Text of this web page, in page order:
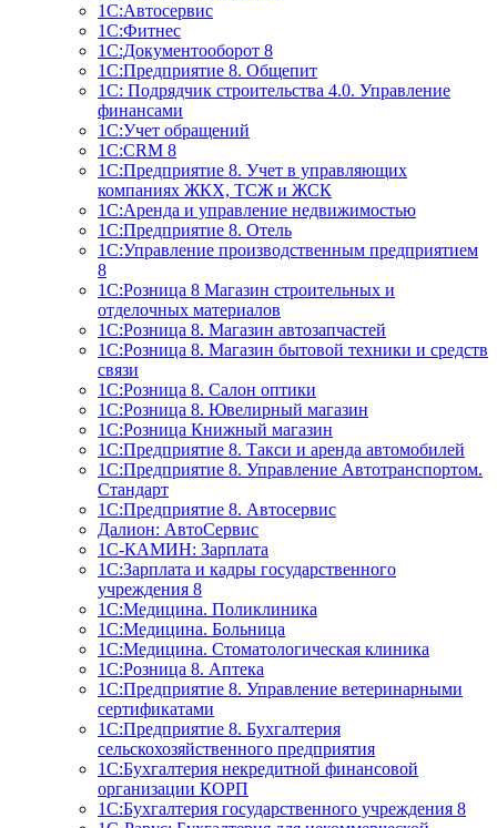
1С:Автосервис
1С:Фитнес
1С:Документооборот 8
1С:Предприятие 8. Общепит
1С: Подрядчик строительства 4.0. Управление
финансами
1С:Учет обращений
1C:CRM 8
1С:Предприятие 8. Учет в управляющих
компаниях ЖКХ, ТСЖ и ЖСК
1С:Аренда и управление недвижимостью
1С:Предприятие 8. Отель
1C:Управление производственным предприятием
8
1С:Розница 8 Магазин строительных и
отделочных материалов
1С:Розница 8. Магазин автозапчастей
1С:Розница 8. Магазин бытовой техники и средств
связи
1С:Розница 8. Салон оптики
1С:Розница 8. Ювелирный магазин
1С:Розница Книжный магазин
1C:Предприятие 8. Такси и аренда автомобилей
1С:Предприятие 8. Управление Автотранспортом.
Стандарт
1C:Предприятие 8. Автосервис
Далион: АвтоСервис
1С-КАМИН: Зарплата
1С:Зарплата и кадры государственного
учреждения 8
1С:Медицина. Поликлиника
1С:Медицина. Больница
1С:Медицина. Стоматологическая клиника
1С:Розница 8. Аптека
1C:Предприятие 8. Управление ветеринарными
сертификатами
1С:Предприятие 8. Бухгалтерия
сельскохозяйственного предприятия
1C:Бухгалтерия некредитной финансовой
организации КОРП
1С:Бухгалтерия государственного учреждения 8